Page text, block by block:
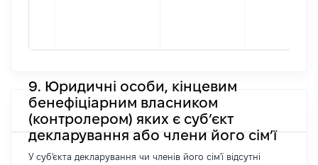
9. Юридичні особи, кінцевим
бенефіціарним власником
(контролером) яких є суб’єкт
декларування або члени його сім’ї
У суб'єкта декларування чи членів його сім'ї відсутні